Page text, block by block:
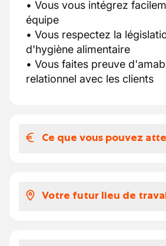
• Vous vous intégrez
équipe
• Vous respectez la
d'hygiène alimentaire
• Vous faites preuve
relationnel avec les clients
Ce que vous pouvez
13.56 + CR de 4€
Votre futur lieu de